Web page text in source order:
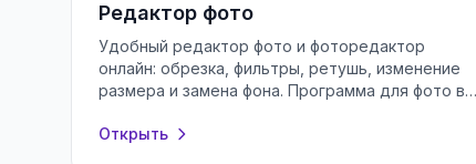
Редактор фото
Удобный редактор фото и фоторедактор
онлайн: обрезка, фильтры, ретушь, изменение
размера и замена фона. Программа для фото в
Открыть